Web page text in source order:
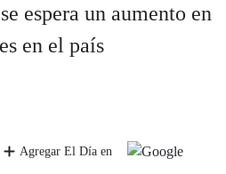
espera un aumento en
en el país
Agregar El Día en